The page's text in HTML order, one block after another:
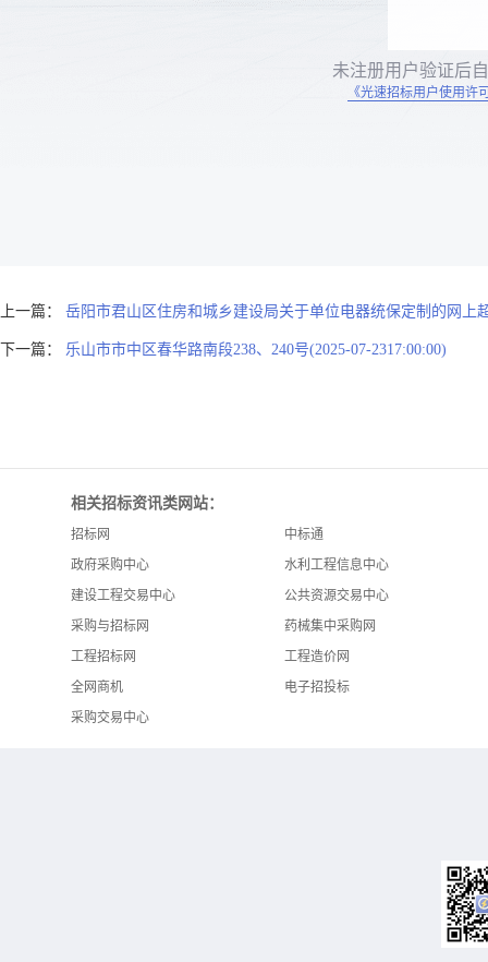
未注册用户验证后
《光速招标用户使用许
上一篇： 岳阳市君山区住房和城乡建设局关于单位电器统保定制的网上
下一篇： 乐山市市中区春华路南段238、240号(2025-07-2317:00:00)
相关招标资讯类网站：
招标网
中标通
政府采购中心
水利工程信息中心
建设工程交易中心
公共资源交易中心
采购与招标网
药械集中采购网
工程招标网
工程造价网
全网商机
电子招投标
采购交易中心